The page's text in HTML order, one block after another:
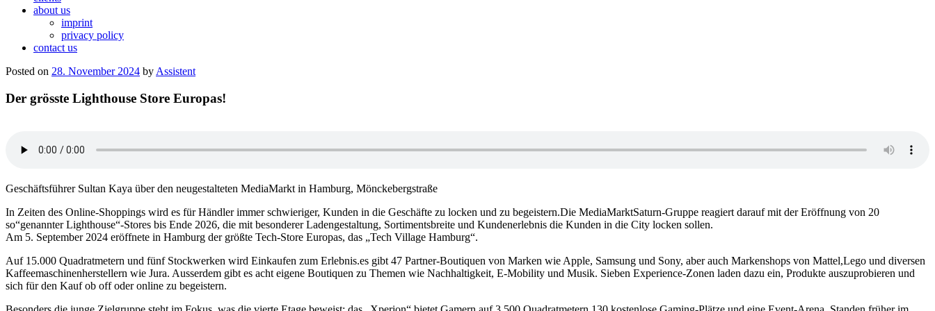
about us
imprint
privacy policy
contact us
Posted on 28. November 2024 by Assistent
Der grösste Lighthouse Store Europas!
Geschäftsführer Sultan Kaya über den neugestalteten MediaMarkt in Hamburg, Mönckebergstraße
In Zeiten des Online-Shoppings wird es für Händler immer schwieriger, Kunden in die Geschäfte zu locken und zu begeistern.Die MediaMarktSaturn-Gruppe reagiert darauf mit der Eröffnung von 20
so“genannter Lighthouse“-Stores bis Ende 2026, die mit besonderer Ladengestaltung, Sortimentsbreite und Kundenerlebnis die Kunden in die City locken sollen.
Am 5. September 2024 eröffnete in Hamburg der größte Tech-Store Europas, das „Tech Village Hamburg“.
Auf 15.000 Quadratmetern und fünf Stockwerken wird Einkaufen zum Erlebnis.es gibt 47 Partner-Boutiquen von Marken wie Apple, Samsung und Sony, aber auch Markenshops von Mattel,Lego und diversen
Kaffeemaschinenherstellern wie Jura. Ausserdem gibt es acht eigene Boutiquen zu Themen wie Nachhaltigkeit, E-Mobility und Musik. Sieben Experience-Zonen laden dazu ein, Produkte auszuprobieren und
sich für den Kauf ob off oder online zu begeistern.